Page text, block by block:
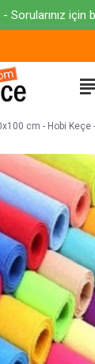
Sorularınız için
cm - Hobi Keçe